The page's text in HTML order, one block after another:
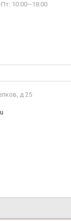
10:00—18:00
д 25